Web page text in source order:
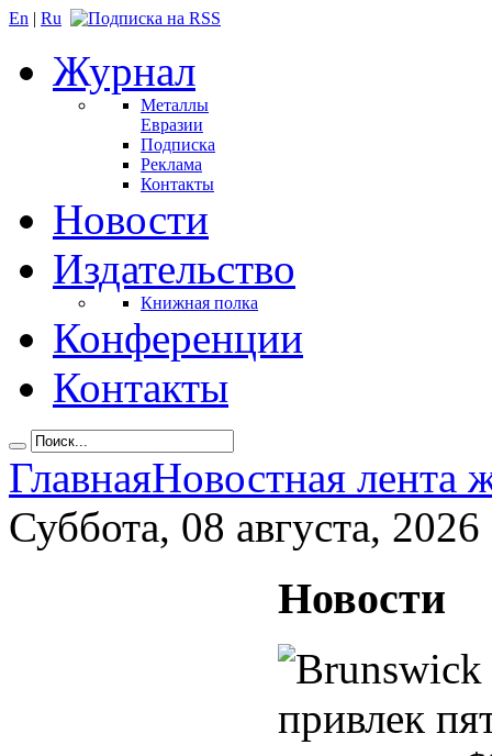
En | Ru
Журнал
Металлы
Евразии
Подписка
Реклама
Контакты
Новости
Издательство
Книжная полка
Конференции
Контакты
ГлавнаяНовостная лента
Суббота, 08 августа, 2026
Новости